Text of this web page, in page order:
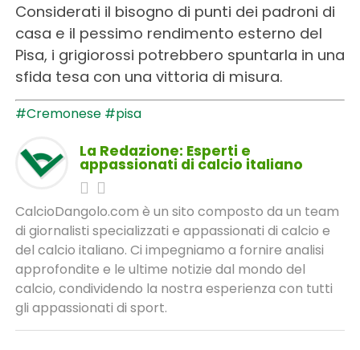
Considerati il bisogno di punti dei padroni di
casa e il pessimo rendimento esterno del
Pisa, i grigiorossi potrebbero spuntarla in una
sfida tesa con una vittoria di misura.
#Cremonese #pisa
La Redazione: Esperti e
appassionati di calcio italiano
CalcioDangolo.com è un sito composto da un team
di giornalisti specializzati e appassionati di calcio e
del calcio italiano. Ci impegniamo a fornire analisi
approfondite e le ultime notizie dal mondo del
calcio, condividendo la nostra esperienza con tutti
gli appassionati di sport.